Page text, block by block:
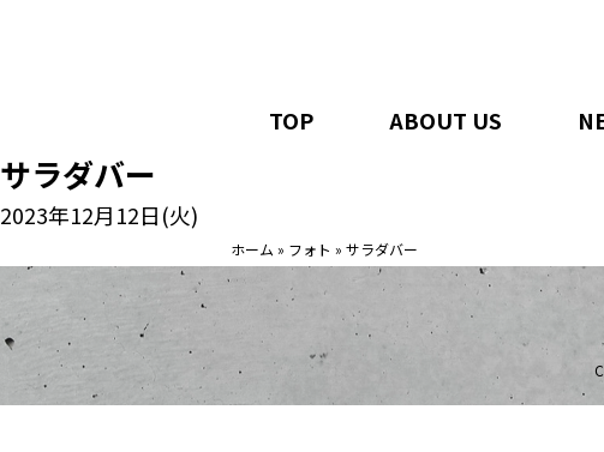
TOP ABOUT US
サラダバー
2023年12月12日(火)
ホーム » フォト » サラダバー